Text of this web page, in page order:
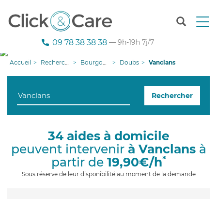
T
n
g
i
09 78 38 38 38 — 9h-19h 7j/7
Accueil Recherche aide à domicile Bourgogne-Franche-Comté Doubs Vanclans
Rechercher
34 aides à domicile
peuvent intervenir à Vanclansà
partir de 19,90€/h*
Sous réserve de leur disponibilité au moment de la demande